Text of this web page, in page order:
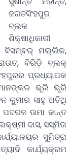
ଜଗତସିଂହପୁର
ବ୍ଲକ
ଶିକ୍ଷାଧିକାରୀ
ବିସମ୍ବର୍ ମଲ୍ଲିକ,
ବିରିଡ଼ି ବ୍ଲକ୍
ପ୍ରଧ୍ୟାପକ
ଭୂରି ଭୂରି
କୁମାର ସାହୁ ଅତିଥି
ଉମା କାନ୍ତ
ଦାସ, ସସ୍ମିତା
ସୁମିତ୍ରା
କାର୍ଯ୍ୟକ୍ରମ